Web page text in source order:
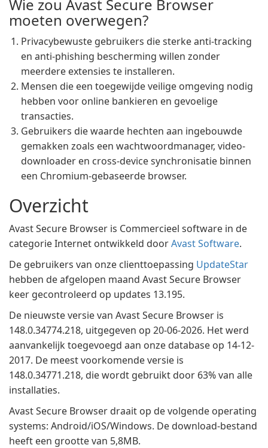
Wie zou Avast Secure Browser
moeten overwegen?
Privacybewuste gebruikers die sterke anti-tracking
en anti-phishing bescherming willen zonder
meerdere extensies te installeren.
Mensen die een toegewijde veilige omgeving nodig
hebben voor online bankieren en gevoelige
transacties.
Gebruikers die waarde hechten aan ingebouwde
gemakken zoals een wachtwoordmanager, video-
downloader en cross-device synchronisatie binnen
een Chromium-gebaseerde browser.
Overzicht
Avast Secure Browser is Commercieel software in de
categorie Internet ontwikkeld doorAvast Software.
De gebruikers van onze clienttoepassing UpdateStar
hebben de afgelopen maand Avast Secure Browser
keer gecontroleerd op updates 13.195.
De nieuwste versie van Avast Secure Browser is
148.0.34774.218, uitgegeven op 20-06-2026. Het werd
aanvankelijk toegevoegd aan onze database op 14-12-
2017. De meest voorkomende versie is
148.0.34771.218, die wordt gebruikt door 63% van alle
installaties.
Avast Secure Browser draait op de volgende operating
systems: Android/iOS/Windows. De download-bestand
heeft een grootte van 5,8MB.